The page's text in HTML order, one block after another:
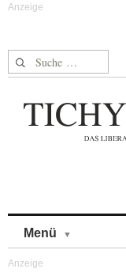
Suche nach:
Menü